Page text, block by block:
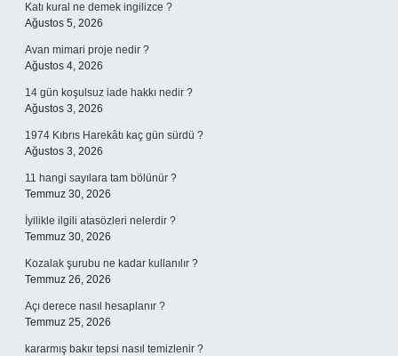
Katı kural ne demek ingilizce ?
Ağustos 5, 2026
Avan mimari proje nedir ?
Ağustos 4, 2026
14 gün koşulsuz iade hakkı nedir ?
Ağustos 3, 2026
1974 Kıbrıs Harekâtı kaç gün sürdü ?
Ağustos 3, 2026
11 hangi sayılara tam bölünür ?
Temmuz 30, 2026
İyilikle ilgili atasözleri nelerdir ?
Temmuz 30, 2026
Kozalak şurubu ne kadar kullanılır ?
Temmuz 26, 2026
Açı derece nasıl hesaplanır ?
Temmuz 25, 2026
kararmış bakır tepsi nasıl temizlenir ?